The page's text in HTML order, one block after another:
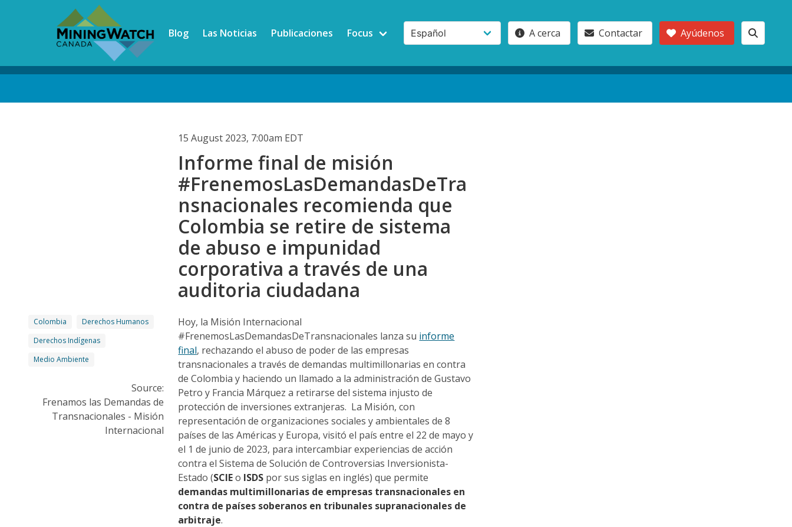
Blog Las Noticias Publicaciones Focus A cerca Contactar Ayúdenos
15 August 2023, 7:00am EDT
Informe final de misión
#FrenemosLasDemandasDeTra
nsnacionales recomienda que
Colombia se retire de sistema
de abuso e impunidad
corporativa a través de una
auditoria ciudadana
Colombia
Derechos Humanos
Derechos Indígenas
Medio Ambiente
Source:
Frenamos las Demandas de
Transnacionales - Misión
Internacional
Hoy, la Misión Internacional
#FrenemosLasDemandasDeTransnacionales lanza su informe
final, rechazando el abuso de poder de las empresas
transnacionales a través de demandas multimillonarias en contra
de Colombia y haciendo un llamado a la administración de Gustavo
Petro y Francia Márquez a retirarse del sistema injusto de
protección de inversiones extranjeras. La Misión, con
representación de organizaciones sociales y ambientales de 8
países de las Américas y Europa, visitó el país entre el 22 de mayo y
el 1 de junio de 2023, para intercambiar experiencias de acción
contra el Sistema de Solución de Controversias Inversionista-
Estado (SCIEo ISDS por sus siglas en inglés) que permite
demandas multimillonarias de empresas transnacionales en
contra de países soberanos en tribunales supranacionales de
arbitraje.